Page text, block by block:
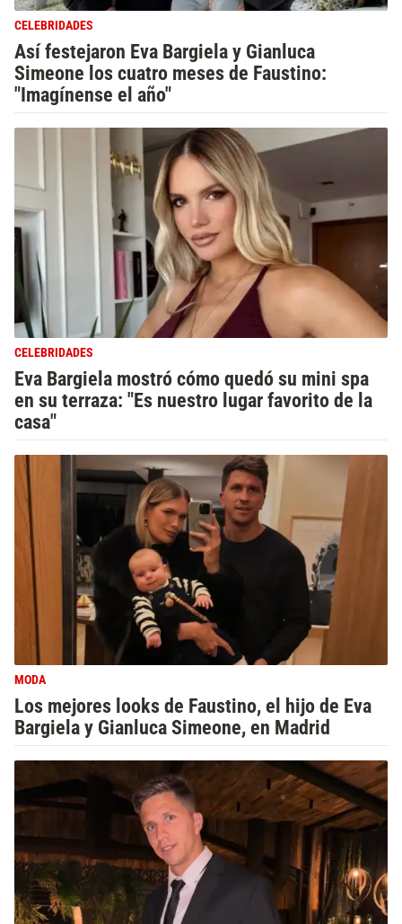
CELEBRIDADES
Así festejaron Eva Bargiela y Gianluca
Simeone los cuatro meses de Faustino:
"Imagínense el año"
CELEBRIDADES
Eva Bargiela mostró cómo quedó su mini spa
en su terraza: "Es nuestro lugar favorito de la
casa"
MODA
Los mejores looks de Faustino, el hijo de Eva
Bargiela y Gianluca Simeone, en Madrid